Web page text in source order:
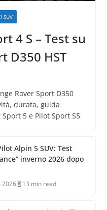
SUV
4 S – Test su
D350 HST
Rover Sport D350
durata, guida
5 e Pilot Sport S5
Alpin 5 SUV: Test
inverno 2026 dopo
2026 13 min read